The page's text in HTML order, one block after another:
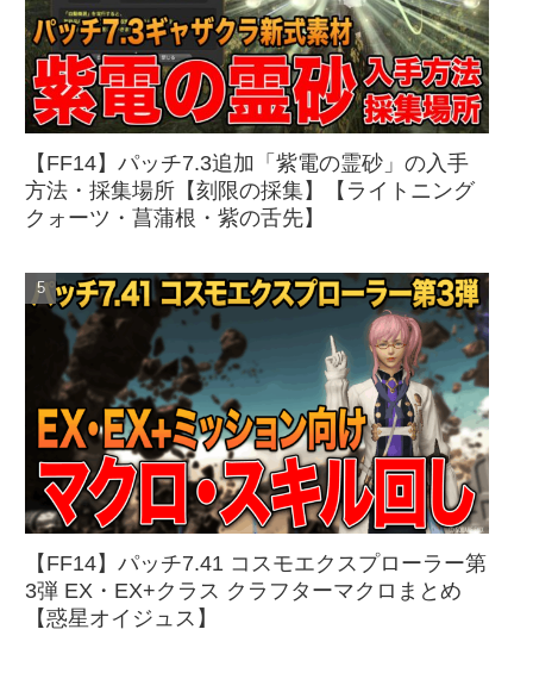
【FF14】パッチ7.3追加「紫電の霊砂」の入手
方法・採集場所【刻限の採集】【ライトニング
クォーツ・菖蒲根・紫の舌先】
【FF14】パッチ7.41 コスモエクスプローラー第
3弾 EX・EX+クラス クラフターマクロまとめ
【惑星オイジュス】